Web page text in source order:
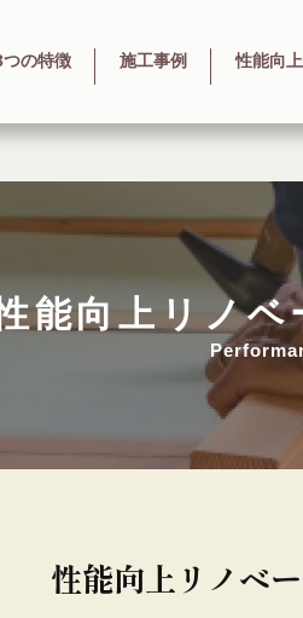
の特徴 施工事例 性能向
能向上 リノベ
性能向上リノベ